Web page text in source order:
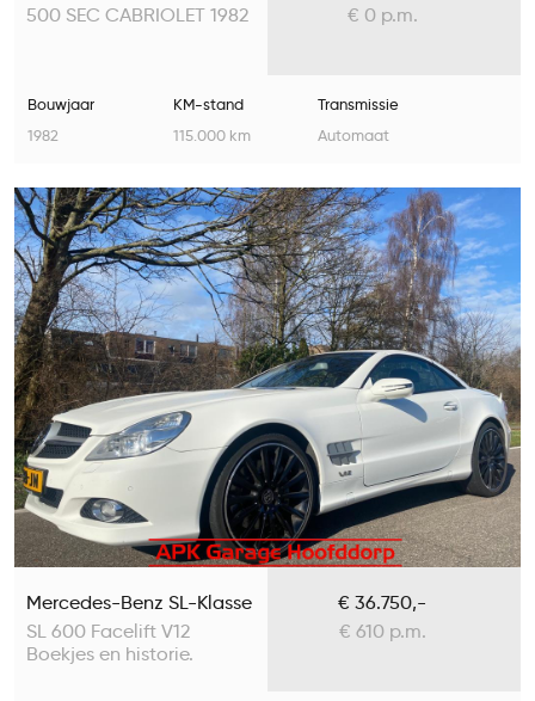
500 SEC CABRIOLET 1982
€ 0 p.m.
Bouwjaar
1982
KM-stand
115.000 km
Transmissie
Automaat
Mercedes-Benz SL-Klasse
SL 600 Facelift V12
Boekjes en historie.
€ 36.750,-
€ 610 p.m.